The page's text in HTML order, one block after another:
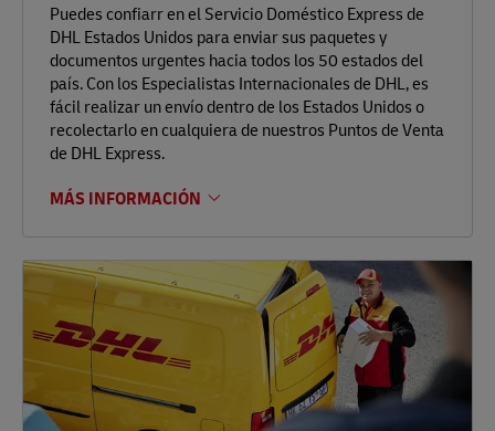
Puedes confiarr en el Servicio Doméstico Express de
DHL Estados Unidos para enviar sus paquetes y
documentos urgentes hacia todos los 50 estados del
país. Con los Especialistas Internacionales de DHL, es
fácil realizar un envío dentro de los Estados Unidos o
recolectarlo en cualquiera de nuestros Puntos de Venta
de DHL Express.
MÁS INFORMACIÓN